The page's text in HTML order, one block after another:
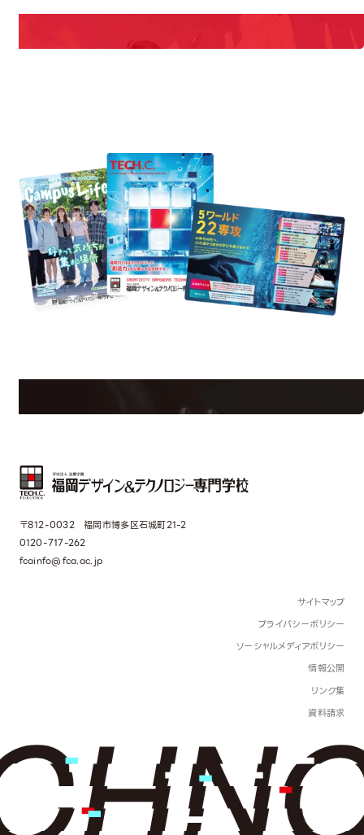
Information
〒812-0032 福岡市博多区石城町21-2
0120-717-262
fcainfo@fca.ac.jp
サイトマップ
プライバシーポリシー
ソーシャルメディアポリシー
情報公開
リンク集
資料請求